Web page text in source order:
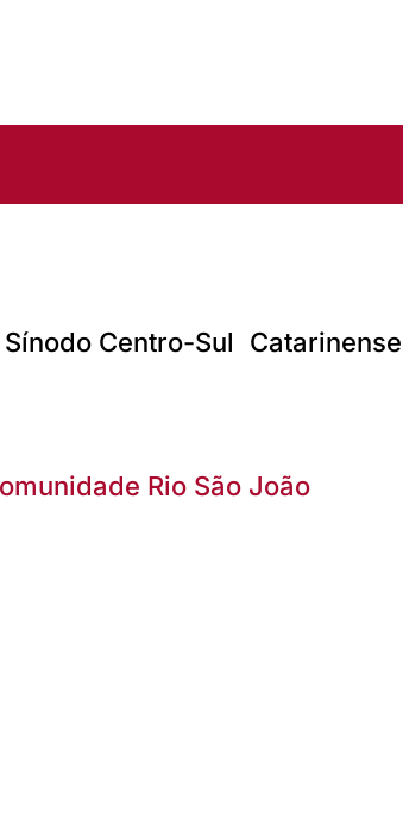
Sínodo Centro-Sul Catarinense
Rio São João